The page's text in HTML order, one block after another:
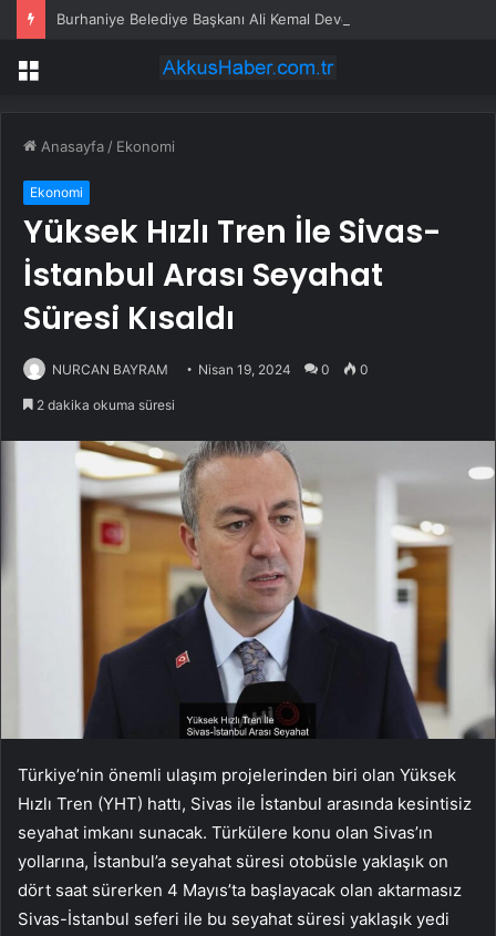
Menü
Anasayfa / Ekonomi
Ekonomi
Yüksek Hızlı Tren İle Sivas-
İstanbul Arası Seyahat
Süresi Kısaldı
NURCAN BAYRAM Nisan 19, 2024 0 0
2 dakika okuma süresi
Türkiye’nin önemli ulaşım projelerinden biri olan Yüksek
Hızlı Tren (YHT) hattı, Sivas ile İstanbul arasında kesintisiz
seyahat imkanı sunacak. Türkülere konu olan Sivas’ın
yollarına, İstanbul’a seyahat süresi otobüsle yaklaşık on
dört saat sürerken 4 Mayıs’ta başlayacak olan aktarmasız
Sivas-İstanbul seferi ile bu seyahat süresi yaklaşık yedi